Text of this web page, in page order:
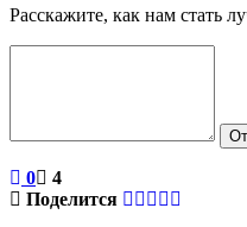
Расскажите, как нам стать
0
4
Поделится